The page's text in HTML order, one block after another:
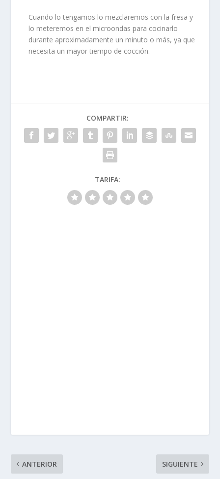
Cuando lo tengamos lo mezclaremos con la fresa y
lo meteremos en el microondas para cocinarlo
durante aproximadamente un minuto o más, ya que
necesita un mayor tiempo de cocción.
COMPARTIR:
TARIFA:
ANTERIOR SIGUIENTE